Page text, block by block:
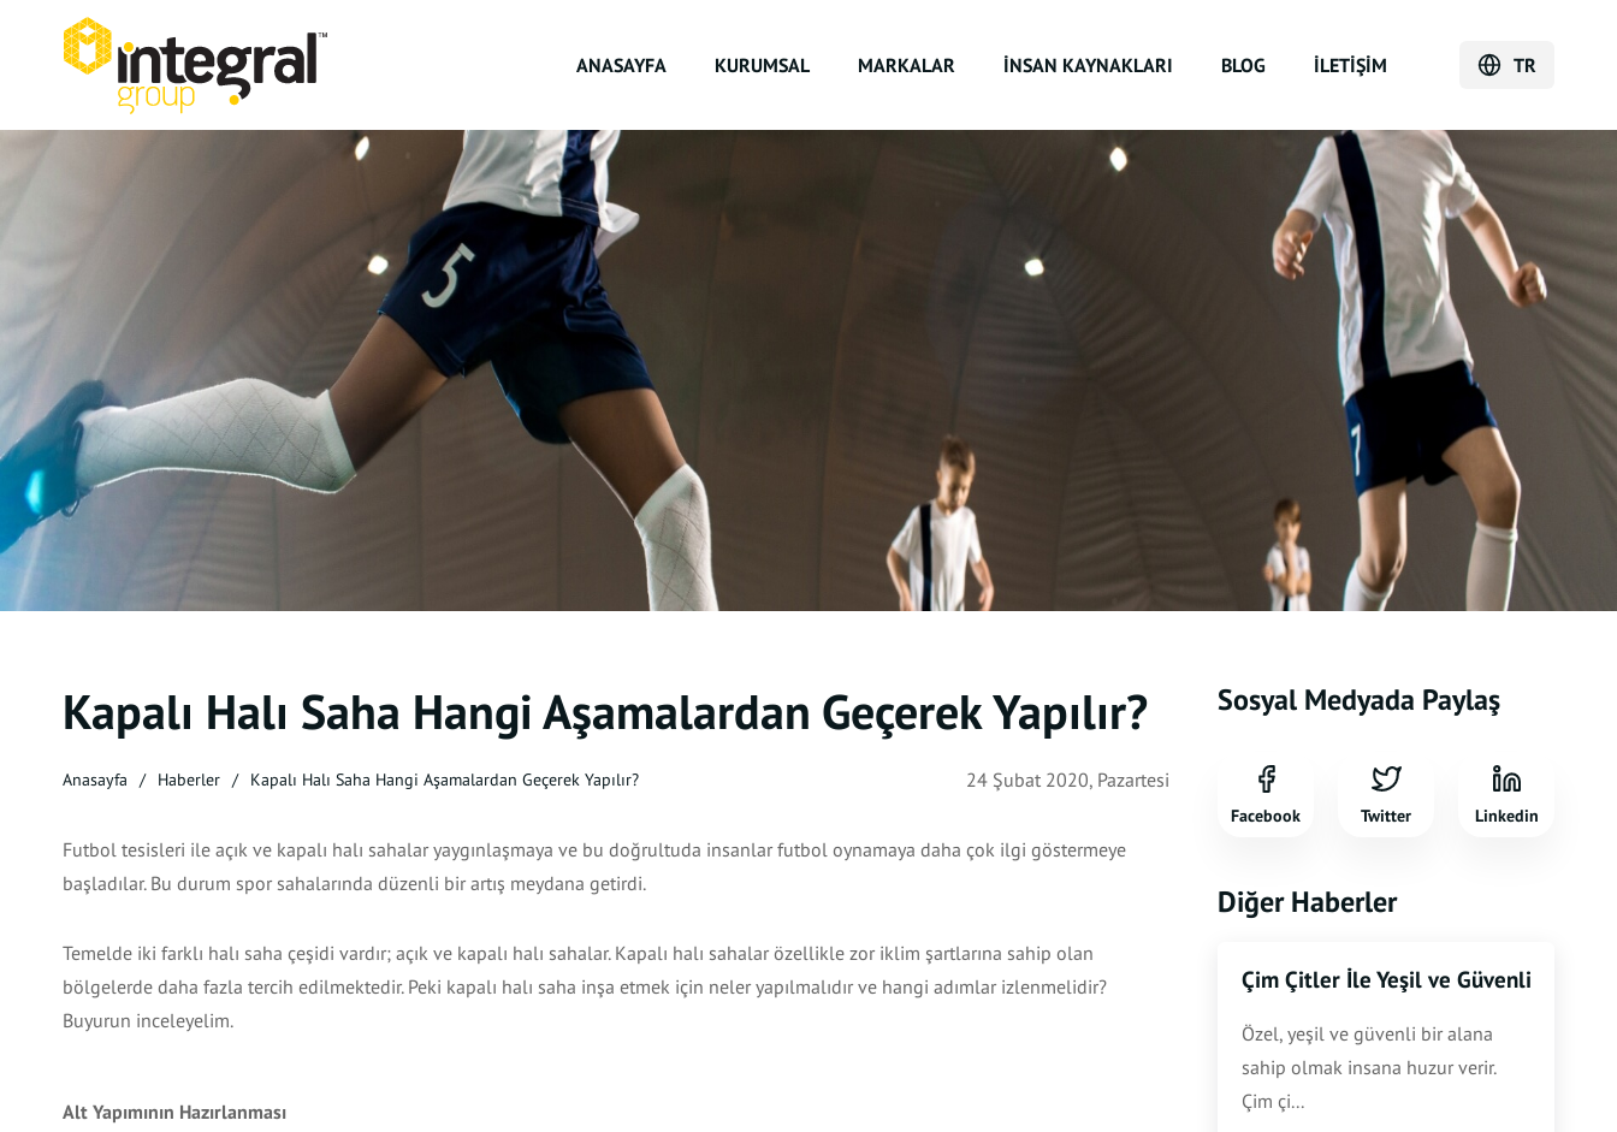
ANASAYFA KURUMSAL MARKALAR İNSAN KAYNAKLARI BLOG İLETIŞIM TR
Kapalı Halı Saha Hangi Aşamalardan Geçerek Yapılır?
Anasayfa Haberler Kapalı Halı Saha Hangi Aşamalardan Geçerek Yapılır? 24 Şubat 2020, Pazartesi
Futbol tesisleri ile açık ve kapalı halı sahalar yaygınlaşmaya ve bu doğrultuda insanlar futbol oynamaya daha çok ilgi göstermeye
başladılar. Bu durum spor sahalarında düzenli bir artış meydana getirdi.
Temelde iki farklı halı saha çeşidi vardır; açık ve kapalı halı sahalar. Kapalı halı sahalar özellikle zor iklim şartlarına sahip olan
bölgelerde daha fazla tercih edilmektedir. Peki kapalı halı saha inşa etmek için neler yapılmalıdır ve hangi adımlar izlenmelidir?
Buyurun inceleyelim.
Alt Yapımının Hazırlanması
Sosyal Medyada Paylaş
Facebook Twitter Linkedin
Diğer Haberler
Çim Çitler İle Yeşil ve Güvenli
Özel, yeşil ve güvenli bir alana
sahip olmak insana huzur verir.
Çim çi...